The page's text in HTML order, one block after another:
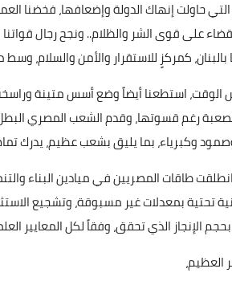
التي حاولت إنهاك الدولة وإضعافها، فخضنا
على قوى الشر والظلام.. ونجح رجال
بالبنان، كمركزٍ للاستقرار والأمن
استطعنا أيضاً وضع أسس متينة وراسخة،
رغم قسوتها، وقدم الشعب المصري
وكبرياء، بما يليق بشعب عظيم، يدرك تمام
طاقات المصريين في ميادين البناء
تحتية بمعدلات غير مسبوقة، وتشجيع
الإنجاز الذي تحقق، وفقاً لكل المعايير